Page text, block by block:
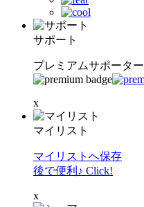
サポート
プレミアムサポーター
x
マイリスト
マイリストへ保存
後で便利♪ Click!
x